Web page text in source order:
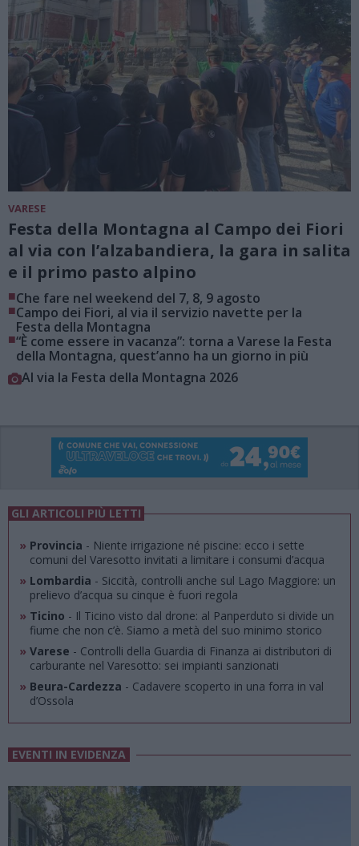
VARESE
Festa della Montagna al Campo dei Fiori
al via con l’alzabandiera, la gara in salita
e il primo pasto alpino
■Che fare nel weekend del 7, 8, 9 agosto
■Campo dei Fiori, al via il servizio navette per la
Festa della Montagna
■“È come essere in vacanza”: torna a Varese la Festa
della Montagna, quest’anno ha un giorno in più
Al via la Festa della Montagna 2026
GLI ARTICOLI PIÙ LETTI
» Provincia - Niente irrigazione né piscine: ecco i sette
comuni del Varesotto invitati a limitare i consumi d’acqua
» Lombardia - Siccità, controlli anche sul Lago Maggiore: un
prelievo d’acqua su cinque è fuori regola
» Ticino - Il Ticino visto dal drone: al Panperduto si divide un
fiume che non c’è. Siamo a metà del suo minimo storico
» Varese - Controlli della Guardia di Finanza ai distributori di
carburante nel Varesotto: sei impianti sanzionati
» Beura-Cardezza - Cadavere scoperto in una forra in val
d’Ossola
EVENTI IN EVIDENZA